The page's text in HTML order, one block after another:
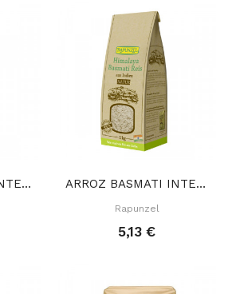
ARROZ BASMATI INTEGRAL 500 GR ARROZ BASMATI INTEGRAL HIMALAYA 500 GR
Rapunzel
5,13 €